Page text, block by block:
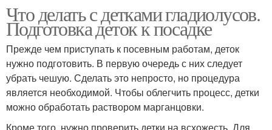
Что делать с детками гладиолусов.
Подготовка деток к посадке
Прежде чем приступать к посевным работам, деток
нужно подготовить. В первую очередь с них следует
убрать чешую. Сделать это непросто, но процедура
является необходимой. Чтобы облегчить процесс, детки
можно обработать раствором марганцовки.